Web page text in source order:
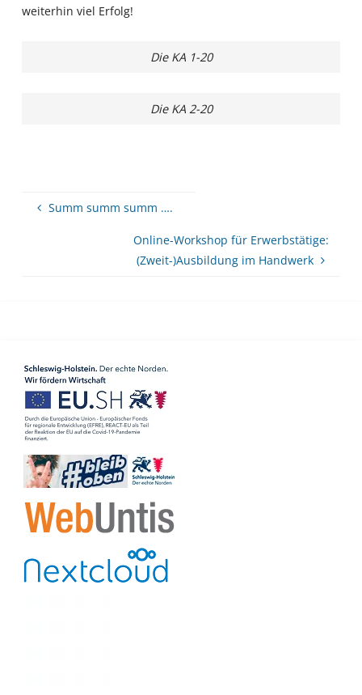
weiterhin viel Erfolg!
Die KA 1-20
Die KA 2-20
Summ summ summ ….
Online-Workshop für Erwerbstätige:
(Zweit-)Ausbildung im Handwerk